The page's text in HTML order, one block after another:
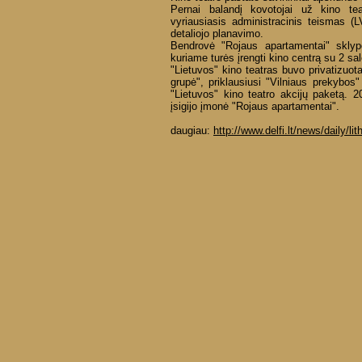
Pernai balandį kovotojai už kino
vyriausiasis administracinis teismas
detaliojo planavimo.
Bendrovė "Rojaus apartamentai"
kuriame turės įrengti kino centrą su 2
"Lietuvos" kino teatras buvo
grupė", priklausiusi "Vilniaus
"Lietuvos" kino teatro akcijų paketą.
įsigijo įmonė "Rojaus apartamentai".
daugiau: http://www.delfi.lt/news/daily/